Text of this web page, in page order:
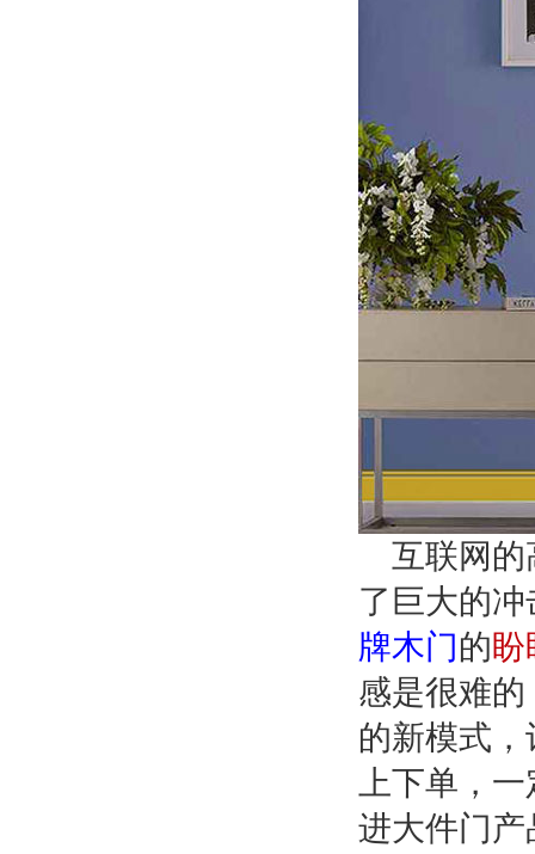
互联网的
了巨大的
牌木门的
感是很难
的新模式
上下单，
进大件门